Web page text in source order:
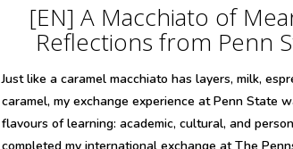
[EN] A Macchiato of
Reflections from Penn
Just like a caramel macchiato has layers, milk,
caramel, my exchange experience at Penn State
flavours of learning: academic, cultural, and